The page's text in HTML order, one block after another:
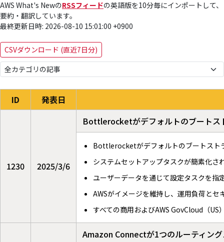
AWS What's NewのRSSフィードの英語版を10分毎にインポートして、
要約・翻訳しています。
最終更新日時: 2026-08-10 15:01:00 +0900
CSVダウンロード (直近7日分)
ID 発表日
1230 2025/3/6
Bottlerocketがデフォルトのブートス
Bottlerocketがデフォルトのブートスト
システムセットアップタスクが簡素化さ
ユーザーデータを通じて設定タスクを指
AWSがイメージを維持し、運用負荷とセ
すべての商用およびAWS GovCloud（US
Amazon Connectが1つのルーティン